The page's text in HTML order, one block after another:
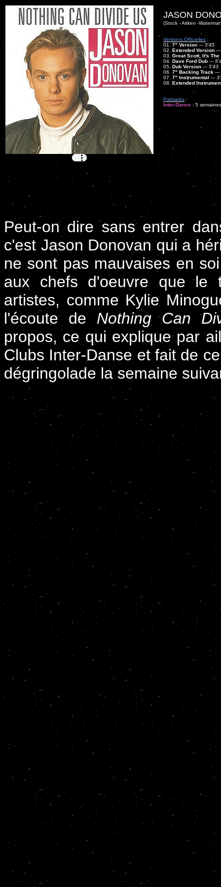
JASON
(Stock - Aitken -
Versions Officielles :
01. 7" Version ---3'45
02. Extended Version
03.Great Scott, It's The
04. Dave Ford Dub ---
05.Dub Version --- 5'43
06. 7" Backing Track---
07. 7" Instrumental ---
08. Extended
Palmarès :
Inter-Danse : 5
Peut-on dire sans entrer
c'est Jason Donovan qui a
ne sont pas mauvaises en
aux chefs d'oeuvre que le
artistes, comme Kylie
l'écoute de Nothing Can
propos, ce qui explique par
Clubs Inter-Danse et fait de
dégringolade la semaine